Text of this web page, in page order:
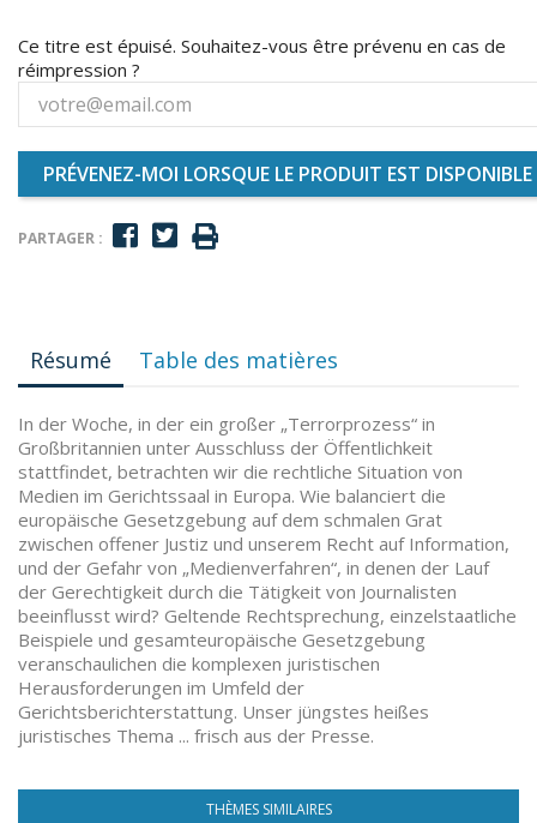
Ce titre est épuisé. Souhaitez-vous être prévenu en cas de
réimpression ?
PRÉVENEZ-MOI LORSQUE LE PRODUIT EST DISPONIBLE
PARTAGER :
Résumé Table des matières
In der Woche, in der ein großer „Terrorprozess“ in
Großbritannien unter Ausschluss der Öffentlichkeit
stattfindet, betrachten wir die rechtliche Situation von
Medien im Gerichtssaal in Europa. Wie balanciert die
europäische Gesetzgebung auf dem schmalen Grat
zwischen offener Justiz und unserem Recht auf Information,
und der Gefahr von „Medienverfahren“, in denen der Lauf
der Gerechtigkeit durch die Tätigkeit von Journalisten
beeinflusst wird? Geltende Rechtsprechung, einzelstaatliche
Beispiele und gesamteuropäische Gesetzgebung
veranschaulichen die komplexen juristischen
Herausforderungen im Umfeld der
Gerichtsberichterstattung. Unser jüngstes heißes
juristisches Thema ... frisch aus der Presse.
THÈMES SIMILAIRES